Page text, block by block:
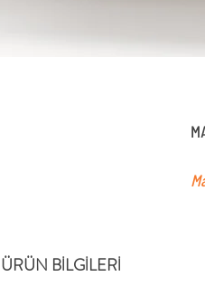
ÜRÜN BİLGİLERİ